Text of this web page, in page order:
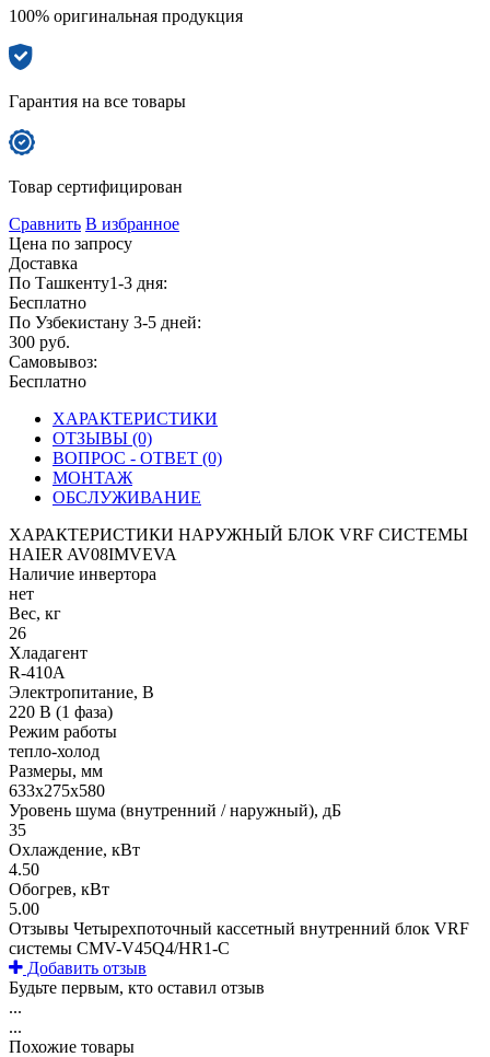
100% оригинальная продукция
Гарантия на все товары
Товар сертифицирован
Сравнить В избранное
Цена по запросу
Доставка
По Ташкенту1-3 дня:
Бесплатно
По Узбекистану 3-5 дней:
300 руб.
Самовывоз:
Бесплатно
ХАРАКТЕРИСТИКИ
ОТЗЫВЫ (0)
ВОПРОС - ОТВЕТ (0)
МОНТАЖ
ОБСЛУЖИВАНИЕ
ХАРАКТЕРИСТИКИ НАРУЖНЫЙ БЛОК VRF СИСТЕМЫ
HAIER AV08IMVEVA
Наличие инвертора
нет
Вес, кг
26
Хладагент
R-410A
Электропитание, В
220 В (1 фаза)
Режим работы
тепло-холод
Размеры, мм
633х275х580
Уровень шума (внутренний / наружный), дБ
35
Охлаждение, кВт
4.50
Обогрев, кВт
5.00
Отзывы Четырехпоточный кассетный внутренний блок VRF
системы CMV-V45Q4/HR1-C
Добавить отзыв
Будьте первым, кто оставил отзыв
...
...
Похожие товары